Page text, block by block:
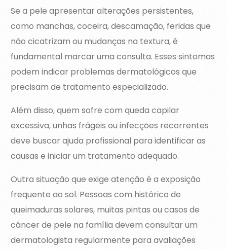
Se a pele apresentar alterações persistentes,
como manchas, coceira, descamação, feridas que
não cicatrizam ou mudanças na textura, é
fundamental marcar uma consulta. Esses sintomas
podem indicar problemas dermatológicos que
precisam de tratamento especializado.
Além disso, quem sofre com queda capilar
excessiva, unhas frágeis ou infecções recorrentes
deve buscar ajuda profissional para identificar as
causas e iniciar um tratamento adequado.
Outra situação que exige atenção é a exposição
frequente ao sol. Pessoas com histórico de
queimaduras solares, muitas pintas ou casos de
câncer de pele na família devem consultar um
dermatologista regularmente para avaliações